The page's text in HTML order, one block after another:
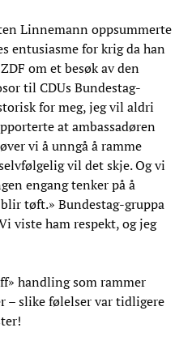
Linnemann oppsummerte
entusiasme for krig da han
om et besøk av den
til CDUs Bundestag-
for meg, jeg vil aldri
at ambassadøren
vi å unngå å ramme
vil det skje. Og vi
engang tenker på å
tøft.» Bundestag-gruppa
viste ham respekt, og jeg
handling som rammer
– slike følelser var tidligere